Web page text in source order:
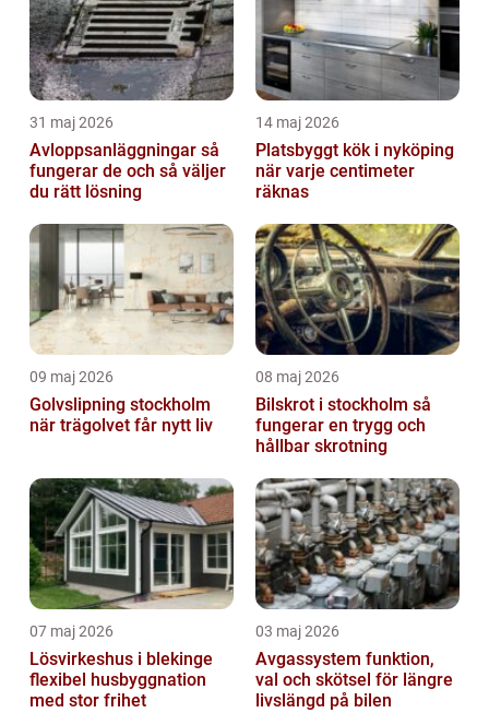
31 maj 2026
Avloppsanläggningar så
fungerar de och så väljer
du rätt lösning
14 maj 2026
Platsbyggt kök i nyköping
när varje centimeter
räknas
09 maj 2026
Golvslipning stockholm
när trägolvet får nytt liv
08 maj 2026
Bilskrot i stockholm så
fungerar en trygg och
hållbar skrotning
07 maj 2026
Lösvirkeshus i blekinge
flexibel husbyggnation
med stor frihet
03 maj 2026
Avgassystem funktion,
val och skötsel för längre
livslängd på bilen